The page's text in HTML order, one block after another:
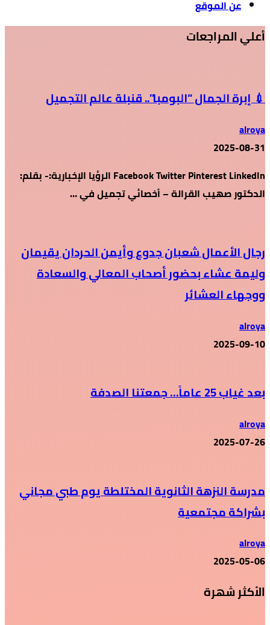
عن الموقع
أعلي المراجعات
💉 إبرة الجمال “البومبا”.. قنبلة عالم التجميل
alroya
2025-08-31
Facebook Twitter Pinterest LinkedIn الرؤيا الإخبارية:- بقلم:
الدكتور صهيب القرالة – أخصائي تجميل في …
رجال الأعمال شعبان جدوع وأيمن الحردان يقيمان
وليمة عشاء بحضور أصحاب المعالي والسعادة
ووجهاء العشائر
alroya
2025-09-10
بعد غياب 25 عاماً… جمعتنا الصدفة
alroya
2025-07-26
مدرسة النزهة الثانوية المختلطة يوم طبي مجاني
بشراكة مجتمعية
alroya
2025-05-06
الأكثر شهرة